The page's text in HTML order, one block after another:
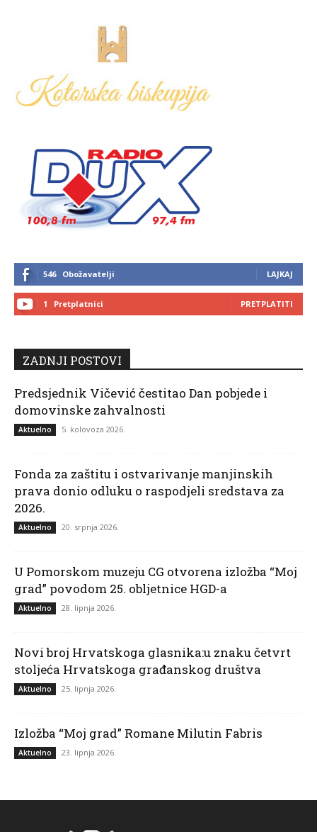
546 Obožavatelji LAJKAJ
1 Pretplatnici PRETPLATITI
ZADNJI POSTOVI
Predsjednik Vičević čestitao Dan pobjede i
domovinske zahvalnosti
Aktuelno 5. kolovoza 2026.
Fonda za zaštitu i ostvarivanje manjinskih
prava donio odluku o raspodjeli sredstava za
2026.
Aktuelno 20. srpnja 2026.
U Pomorskom muzeju CG otvorena izložba “Moj
grad” povodom 25. obljetnice HGD-a
Aktuelno 28. lipnja 2026.
Novi broj Hrvatskoga glasnika:u znaku četvrt
stoljeća Hrvatskoga građanskog društva
Aktuelno 25. lipnja 2026.
Izložba “Moj grad” Romane Milutin Fabris
Aktuelno 23. lipnja 2026.